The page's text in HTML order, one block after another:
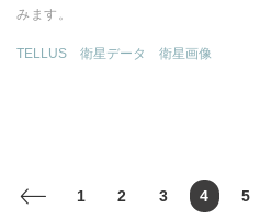
みます。
TELLUS 衛星データ 衛星画像
1 2 3 4 5